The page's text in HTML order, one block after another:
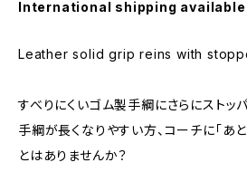
International shipping available
Leather solid grip reins with
すべりにくいゴム製手綱にさらにストッ
手綱が長くなりやすい方、コーチに「あと
とはありませんか？